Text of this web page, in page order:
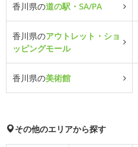
香川県の道の駅・SA/PA
香川県のアウトレット・ショ
ッピングモール
香川県の美術館
その他のエリアから探す